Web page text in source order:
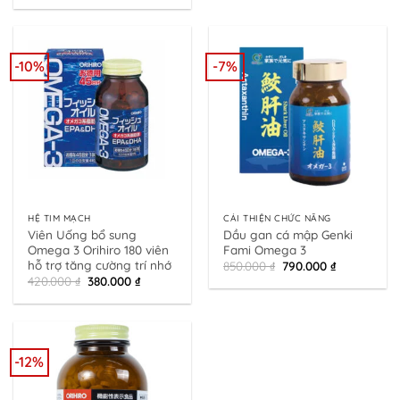
was: is:
-10%
HỆ TIM MẠCH
Viên Uống bổ sung
Omega 3 Orihiro 180 viên
hỗ trợ tăng cường trí nhớ
420.000₫ Original
price
was:
380.000₫Current
is:
-7%
CẢI THIỆN CHỨC NĂNG
Dầu gan cá mập Genki
Fami Omega 3
850.000₫ Original
was:
790.000₫Current
is:
-12%